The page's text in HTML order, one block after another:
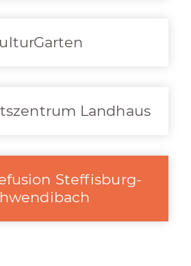
Landhaus
Steffisburg-